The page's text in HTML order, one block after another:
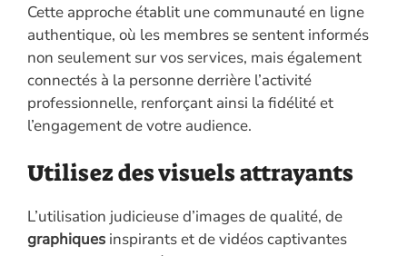
Cette approche établit une communauté en ligne
authentique, où les membres se sentent informés
non seulement sur vos services, mais également
connectés à la personne derrière l’activité
professionnelle, renforçant ainsi la fidélité et
l’engagement de votre audience.
Utilisez des visuels attrayants
L’utilisation judicieuse d’images de qualité, de
graphiques inspirants et de vidéos captivantes